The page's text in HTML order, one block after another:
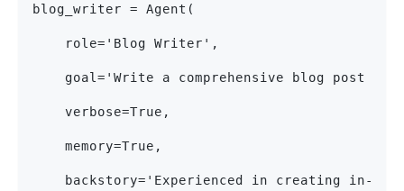
blog_writer = Agent(
    role='Blog Writer',
goal='Write a comprehensive blog post
    verbose=True,
    memory=True,
backstory='Experienced in creating in-